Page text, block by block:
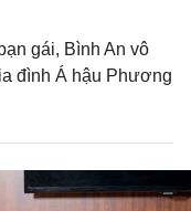
gái, Bình An vô
đình Á hậu Phương